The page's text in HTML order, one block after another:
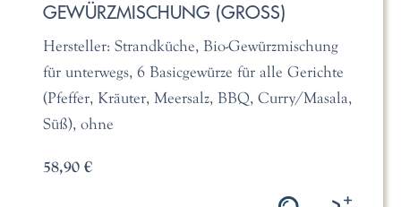
GEWÜRZMISCHUNG (GROSS)
Hersteller: Strandküche, Bio-Gewürzmischung
für unterwegs, 6 Basicgewürze für alle Gerichte
(Pfeffer, Kräuter, Meersalz, BBQ, Curry/Masala,
Süß), ohne
58,90 €